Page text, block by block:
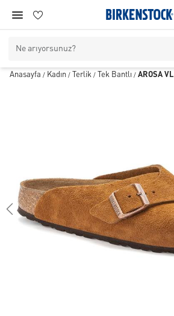
Anasayfa / Kadın / Terlik / Tek Bantlı / AROSA VL